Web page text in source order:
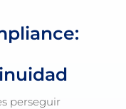
perseguir